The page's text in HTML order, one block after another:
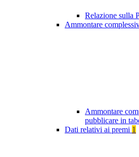
Relazione sulla
Ammontare
Ammontare
pubblicare in
Dati relativi ai premi 1